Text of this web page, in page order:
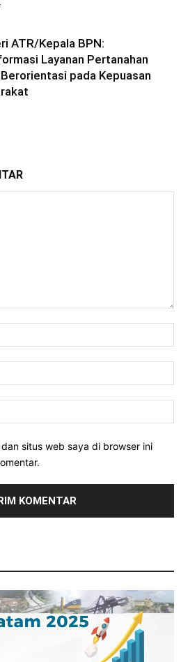
ATR/Kepala BPN:
Layanan Pertanahan
pada Kepuasan
situs web saya di browser ini